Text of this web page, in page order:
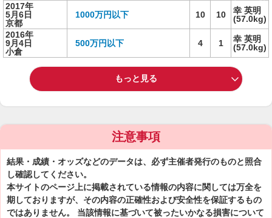
2017年
5月6日
京都
1000万円以下 10 10
幸 英明
(57.0kg)
2016年
9月4日
小倉
500万円以下 4 1
幸 英明
(57.0kg)
もっと見る
注意事項
結果・成績・オッズなどのデータは、必ず主催者発行のものと照合
し確認してください。
本サイトのページ上に掲載されている情報の内容に関しては万全を
期しておりますが、その内容の正確性および安全性を保証するもの
ではありません。 当該情報に基づいて被ったいかなる損害について